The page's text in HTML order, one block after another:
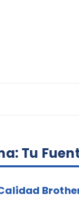
Tu